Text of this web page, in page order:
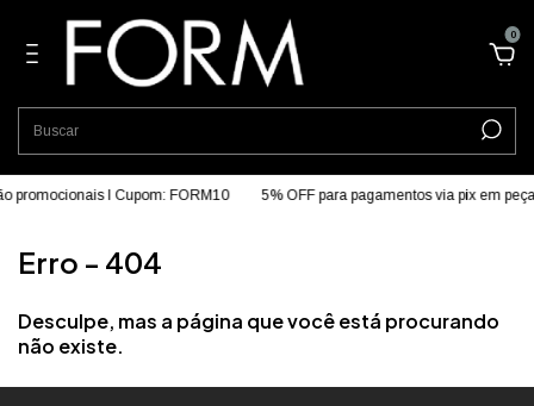
0
promocionais I Cupom: FORM10 5% OFF para pagamentos via pix em
Erro - 404
Desculpe, mas a página que você está procurando
não existe.